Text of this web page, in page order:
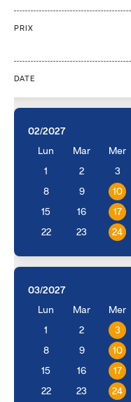
PRIX
DATE
02/2027
Lun
Mar Mer
1 2 3
8 9 10
15 16 17
22 23 24
03/2027
Lun
Mar Mer
1 2 3
8 9 10
15 16 17
22 23 24